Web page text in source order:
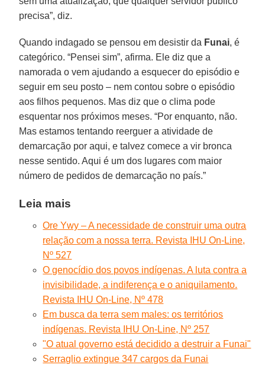
precisa”, diz.
Quando indagado se pensou em desistir da Funai, é
categórico. “Pensei sim”, afirma. Ele diz que a
namorada o vem ajudando a esquecer do episódio e
seguir em seu posto – nem contou sobre o episódio
aos filhos pequenos. Mas diz que o clima pode
esquentar nos próximos meses. “Por enquanto, não.
Mas estamos tentando reerguer a atividade de
demarcação por aqui, e talvez comece a vir bronca
nesse sentido. Aqui é um dos lugares com maior
número de pedidos de demarcação no país.”
Leia mais
Ore Ywy – A necessidade de construir uma outra
relação com a nossa terra. Revista IHU On-Line,
Nº 527
O genocídio dos povos indígenas. A luta contra a
invisibilidade, a indiferença e o aniquilamento.
Revista IHU On-Line, Nº 478
Em busca da terra sem males: os territórios
indígenas. Revista IHU On-Line, Nº 257
"O atual governo está decidido a destruir a Funai"
Serraglio extingue 347 cargos da Funai